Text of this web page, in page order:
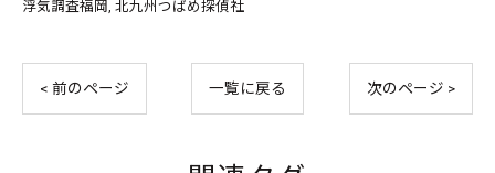
浮気調査福岡 北九州つばめ探偵社
< 前のページ 一覧に戻る 次のページ >